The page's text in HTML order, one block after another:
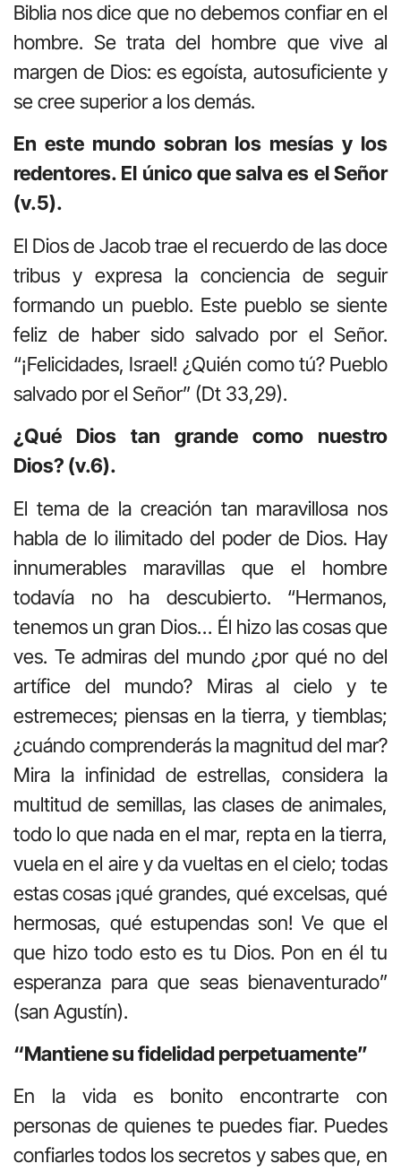
Biblia nos dice que no debemos confiar en el
hombre. Se trata del hombre que vive al
margen de Dios: es egoísta, autosuficiente y
se cree superior a los demás.
En este mundo sobran los mesías y los
redentores. El único que salva es el Señor
(v.5).
El Dios de Jacob trae el recuerdo de las doce
tribus y expresa la conciencia de seguir
formando un pueblo. Este pueblo se siente
feliz de haber sido salvado por el Señor.
“¡Felicidades, Israel! ¿Quién como tú? Pueblo
salvado por el Señor” (Dt 33,29).
¿Qué Dios tan grande como nuestro
Dios? (v.6).
El tema de la creación tan maravillosa nos
habla de lo ilimitado del poder de Dios. Hay
innumerables maravillas que el hombre
todavía no ha descubierto. “Hermanos,
tenemos un gran Dios… Él hizo las cosas que
ves. Te admiras del mundo ¿por qué no del
artífice del mundo? Miras al cielo y te
estremeces; piensas en la tierra, y tiemblas;
¿cuándo comprenderás la magnitud del mar?
Mira la infinidad de estrellas, considera la
multitud de semillas, las clases de animales,
todo lo que nada en el mar, repta en la tierra,
vuela en el aire y da vueltas en el cielo; todas
estas cosas ¡qué grandes, qué excelsas, qué
hermosas, qué estupendas son! Ve que el
que hizo todo esto es tu Dios. Pon en él tu
esperanza para que seas bienaventurado”
(san Agustín).
“Mantiene su fidelidad perpetuamente”
En la vida es bonito encontrarte con
personas de quienes te puedes fiar. Puedes
confiarles todos los secretos y sabes que, en